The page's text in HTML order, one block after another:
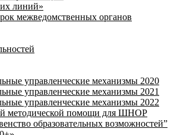
линий»
межведомственных органов
управленческие механизмы 2020
управленческие механизмы 2021
управленческие механизмы 2022
методической помощи для ШНОР
образовательных возможностей”